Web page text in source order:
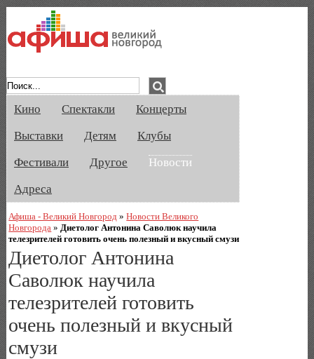
Кино Спектакли
Концерты
Выставки
Детям
Клубы
Фестивали
Другое
Новости
Адреса
Афиша - Великий Новгород »Новости Великого
Новгорода » Диетолог Антонина Саволюк научила
телезрителей готовить очень полезный и вкусный смузи
Диетолог Антонина
Саволюк научила
телезрителей готовить
очень полезный и вкусный
смузи